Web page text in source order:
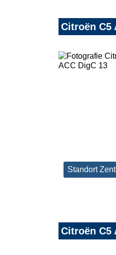
Citroën C5
Standort
Citroën C5